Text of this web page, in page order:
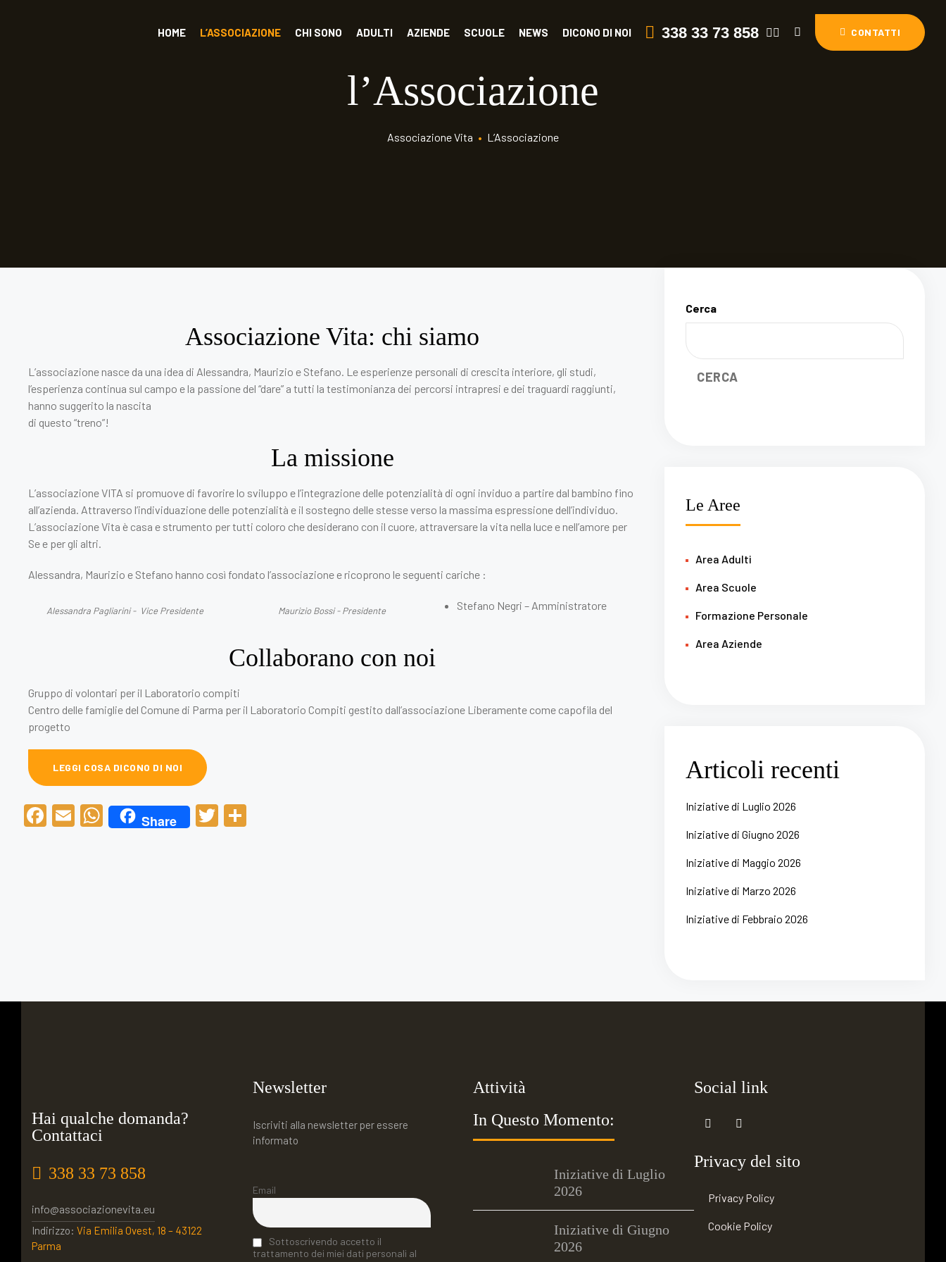
HOME L’ASSOCIAZIONE CHI SONO ADULTI AZIENDE SCUOLE NEWS DICONO DI NOI 338 33 73 858 CONTATTI
l’Associazione
Associazione Vita • L’Associazione
Associazione Vita: chi siamo
L’associazione nasce da una idea di Alessandra, Maurizio e Stefano. Le esperienze personali di crescita interiore, gli studi,
l’esperienza continua sul campo e la passione del “dare” a tutti la testimonianza dei percorsi intrapresi e dei traguardi raggiunti,
hanno suggerito la nascita
di questo “treno”!
La missione
L’associazione VITA si promuove di favorire lo sviluppo e l’integrazione delle potenzialità di ogni inviduo a partire dal bambino fino
all’azienda. Attraverso l’individuazione delle potenzialità e il sostegno delle stesse verso la massima espressione dell’individuo.
L’associazione Vita è casa e strumento per tutti coloro che desiderano con il cuore, attraversare la vita nella luce e nell’amore per
Se e per gli altri.
Alessandra, Maurizio e Stefano hanno così fondato l’associazione e ricoprono le seguenti cariche :
Alessandra Pagliarini - Vice Presidente Maurizio Bossi - Presidente Stefano Negri – Amministratore
Collaborano con noi
Gruppo di volontari per il Laboratorio compiti
Centro delle famiglie del Comune di Parma per il Laboratorio Compiti gestito dall’associazione Liberamente come capofila del
progetto
LEGGI COSA DICONO DI NOI
F
E
W
Share
T
Cerca
CERCA
Le Aree
Area Adulti
Area Scuole
Formazione Personale
Area Aziende
Articoli recenti
Iniziative di Luglio 2026
Iniziative di Giugno 2026
Iniziative di Maggio 2026
Iniziative di Marzo 2026
Iniziative di Febbraio 2026
Hai qualche domanda?
Contattaci
338 33 73 858
info@associazionevita.eu
Indirizzo: Via Emilia Ovest, 18 – 43122
Parma
Newsletter
Iscriviti alla newsletter per essere
informato
Email
Sottoscrivendo accetto il
trattamento dei miei dati personali al
Attività
In Questo Momento:
Iniziative di Luglio
2026
Iniziative di Giugno
2026
Social link
Privacy del sito
Privacy Policy
Cookie Policy